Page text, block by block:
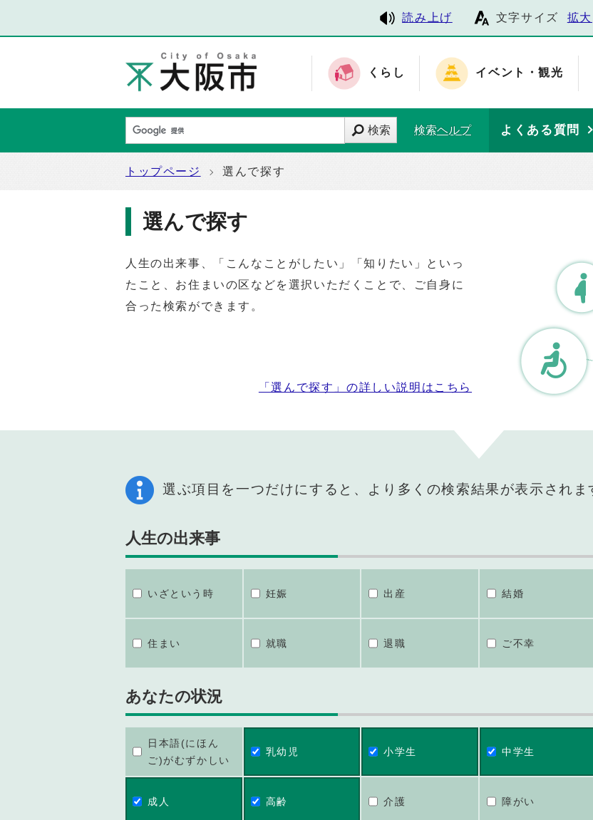
読み上げ 文字サイズ 拡大
くらし イベント・観光
検索 検索ヘルプ よくある質問
トップページ 選んで探す
選んで探す
人生の出来事、「こんなことがしたい」「知りたい」といっ
たこと、お住まいの区などを選択いただくことで、ご自身に
合った検索ができます。
「選んで探す」の詳しい説明はこちら
選ぶ項目を一つだけにすると、より多くの検索結果が表示されま
人生の出来事
いざという時 妊娠 出産 結婚
住まい 就職 退職 ご不幸
あなたの状況
日本語(にほん
ご)がむずかしい
乳幼児 小学生 中学生
成人 高齢 介護 障がい